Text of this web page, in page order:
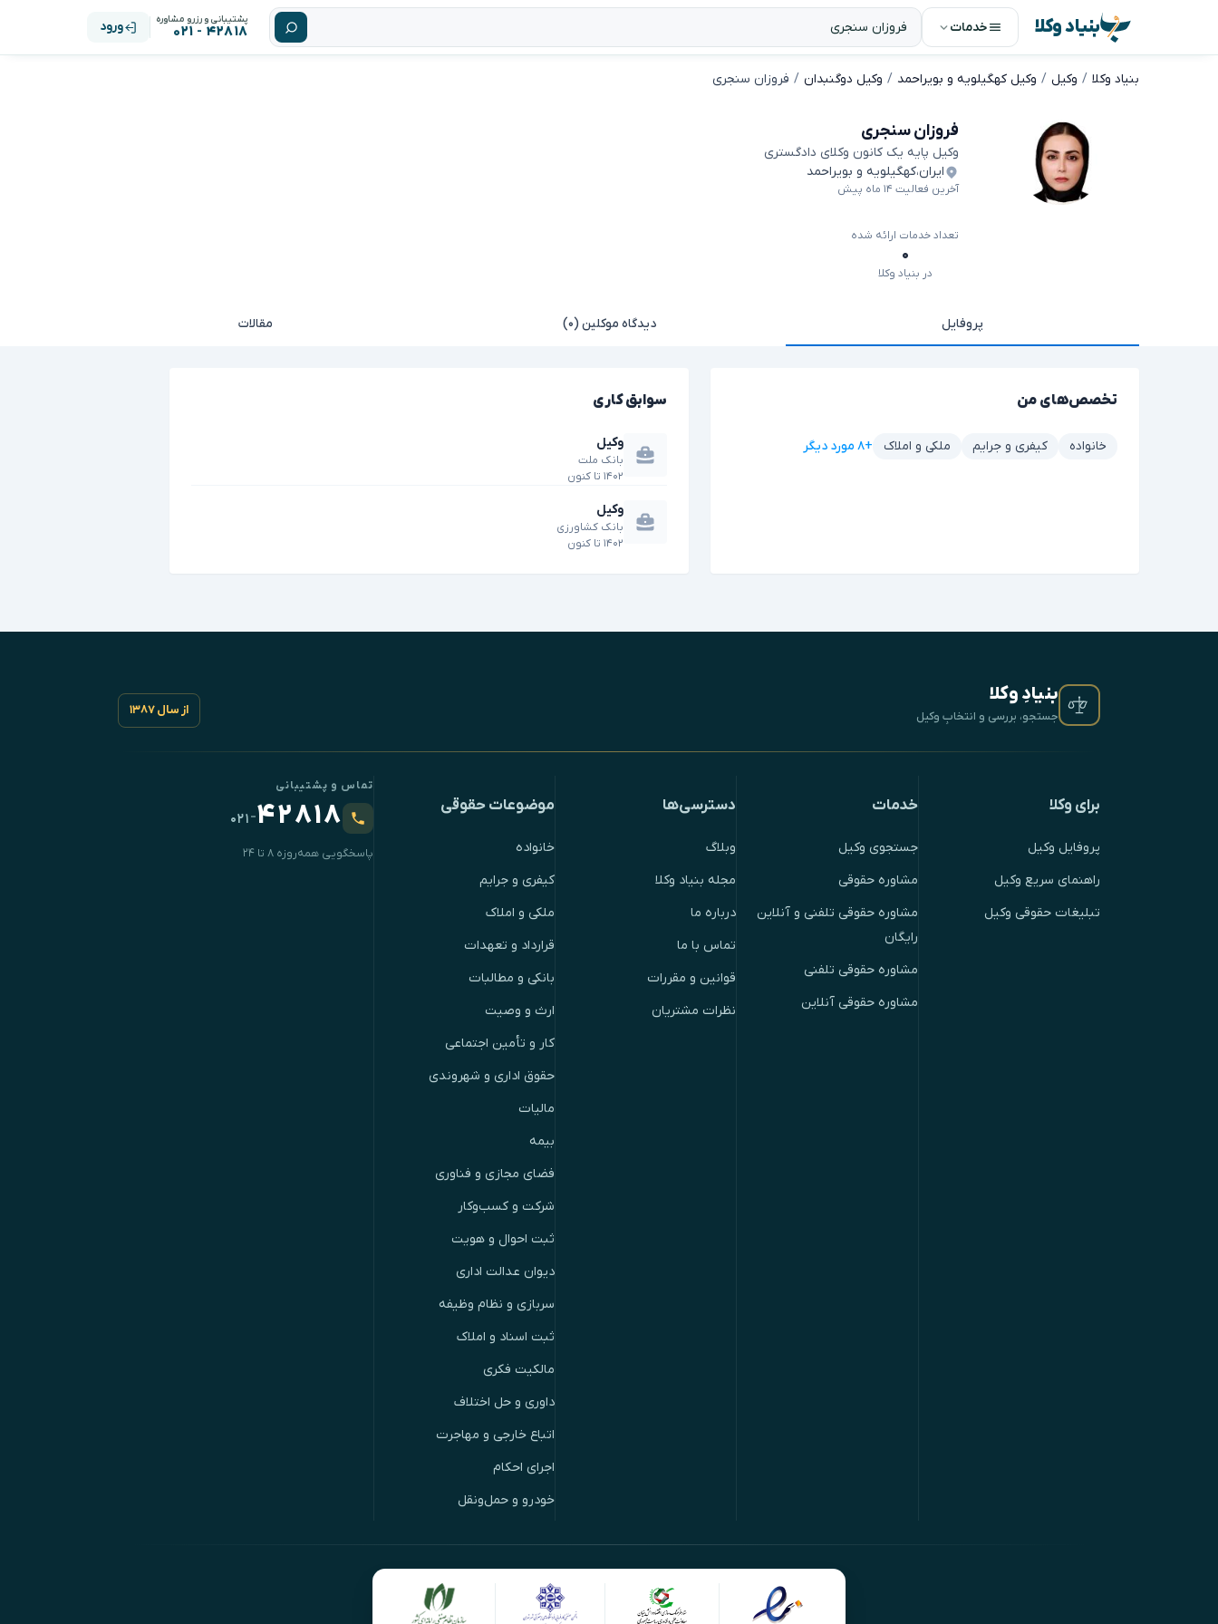
بنیاد وکلا خدمات پشتیبانی و رزرو مشاوره
۴۲۸۱۸ - ۰۲۱ ورود
بنیاد وکلا وکیل وکیل کهگیلویه و بویراحمد وکیل دوگنبدان فروزان سنجری
فروزان سنجری
وکیل پایه یک کانون وکلای دادگستری
ایران،کهگیلویه و بویراحمد
آخرین فعالیت ۱۴ ماه پیش
تعداد خدمات ارائه شده
۰
در بنیاد وکلا
پروفایل دیدگاه موکلین (۰) مقالات
تخصص‌های من
خانواده کیفری و جرایم ملکی و املاک +۸ مورد دیگر
سوابق کاری
وکیل
بانک ملت
۱۴۰۲ تاکنون
وکیل
بانک کشاورزی
۱۴۰۲ تاکنون
بنیادِ وکلا
جستجو، بررسی و انتخابِ وکیل از سال ۱۳۸۷
برای وکلا
پروفایل وکیل
راهنمای سریع وکیل
تبلیغات حقوقی وکیل
خدمات
جستجوی وکیل
مشاوره حقوقی
مشاوره حقوقی تلفنی و آنلاین
رایگان
مشاوره حقوقی تلفنی
مشاوره حقوقی آنلاین
دسترسی‌ها
وبلاگ
مجله بنیاد وکلا
درباره ما
تماس با ما
قوانین و مقررات
نظرات مشتریان
موضوعات حقوقی
خانواده
کیفری و جرایم
ملکی و املاک
قرارداد و تعهدات
بانکی و مطالبات
ارث و وصیت
کار و تأمین اجتماعی
حقوق اداری و شهروندی
مالیات
بیمه
فضای مجازی و فناوری
شرکت و کسب‌وکار
ثبت احوال و هویت
دیوان عدالت اداری
سربازی و نظام وظیفه
ثبت اسناد و املاک
مالکیت فکری
داوری و حل اختلاف
اتباع خارجی و مهاجرت
اجرای احکام
خودرو و حمل‌ونقل
تماس و پشتیبانی
۴۲۸۱۸-۰۲۱
پاسخگویی همه‌روزه ۸ تا ۲۴